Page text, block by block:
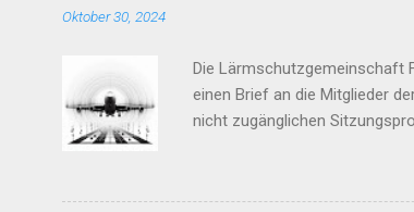
Oktober 30, 2024
Die Lärmschutzgemeinschaft
einen Brief an die Mitglieder
nicht zugänglichen
Gremien, die gemäß § 32b
Maßnahmen zum Schutz der